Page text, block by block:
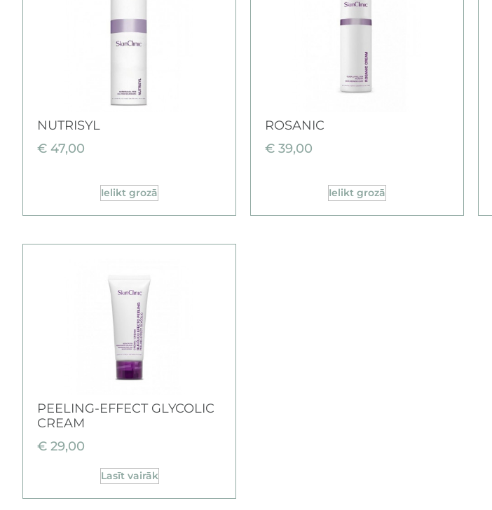
NUTRISYL
€ 47,00
Ielikt grozā
ROSANIC
€ 39,00
Ielikt grozā
PEELING-EFFECT GLYCOLIC
CREAM
€ 29,00
Lasīt vairāk